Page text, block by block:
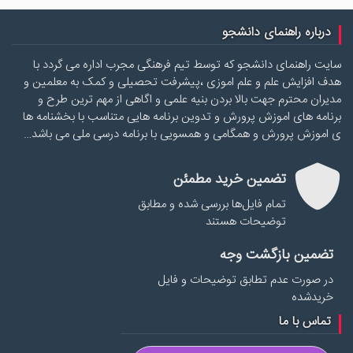
درباره راهنمای دانشجو
سایت راهنمای دانشجو که توسط تیم فرهنگی مجرب اداره می گردد با
هدف افزایش علم و علم اموزی ،پیشرفت تحصیلی و کمک به معلمین و
مدیران محترم جهت بالا بردن بنیه علمی و اگاهی از مهم ترین طرح و
برنامه های اموزش پرورش و تدوین برنامه هایی متناسب با بخشنامه ها
ی اموزش پرورش و همگامی و همسویی با برنامه درسی ملی می باشد…
تضمین خرید مطمئن
تمام فایل‌ها بررسی شده و مطابق
توضیحات هستند
تضمین بازگشت وجه
در صورت عدم تطابق توضیحات و فایل
خریدشده
تماس با ما